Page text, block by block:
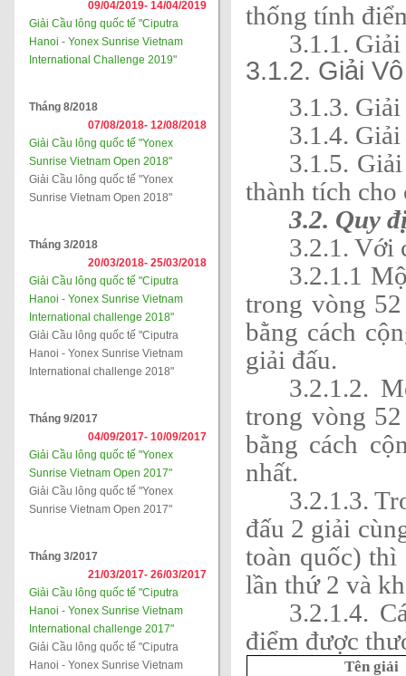
09/04/2019- 14/04/2019
Giải Cầu lông quốc tế "Ciputra
Hanoi - Yonex Sunrise Vietnam
International Challenge 2019"
Tháng 8/2018
07/08/2018- 12/08/2018
Giải Cầu lông quốc tế "Yonex
Sunrise Vietnam Open 2018"
Giải Cầu lông quốc tế "Yonex
Sunrise Vietnam Open 2018"
Tháng 3/2018
20/03/2018- 25/03/2018
Giải Cầu lông quốc tế "Ciputra
Hanoi - Yonex Sunrise Vietnam
International challenge 2018"
Giải Cầu lông quốc tế "Ciputra
Hanoi - Yonex Sunrise Vietnam
International challenge 2018"
Tháng 9/2017
04/09/2017- 10/09/2017
Giải Cầu lông quốc tế "Yonex
Sunrise Vietnam Open 2017"
Giải Cầu lông quốc tế "Yonex
Sunrise Vietnam Open 2017"
Tháng 3/2017
21/03/2017- 26/03/2017
Giải Cầu lông quốc tế "Ciputra
Hanoi - Yonex Sunrise Vietnam
International challenge 2017"
Giải Cầu lông quốc tế "Ciputra
Hanoi - Yonex Sunrise Vietnam
thống tính
3.1.1.
3.1.2. Giải
3.1.3.
3.1.4. Giải
3.1.5.
thành tích
3.2. Quy
3.2.1. Với
3.2.1.1
trong vòng
bằng cách
giải đấu.
3.2.1.2.
trong vòng
bằng cách
nhất.
3.2.1.3.
đấu 2 giải
toàn quốc) thì
lần thứ 2 và
3.2.1.4.
điểm được
Tên giải